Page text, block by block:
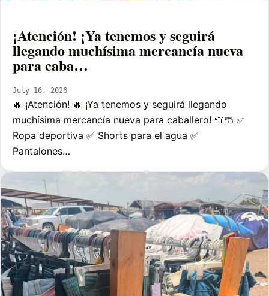
¡Atención! ¡Ya tenemos y seguirá
llegando muchísima mercancía nueva
para caba…
July 16, 2026
🔥 ¡Atención! 🔥 ¡Ya tenemos y seguirá llegando
muchísima mercancía nueva para caballero! 👕🩳 ✅
Ropa deportiva ✅ Shorts para el agua ✅
Pantalones…